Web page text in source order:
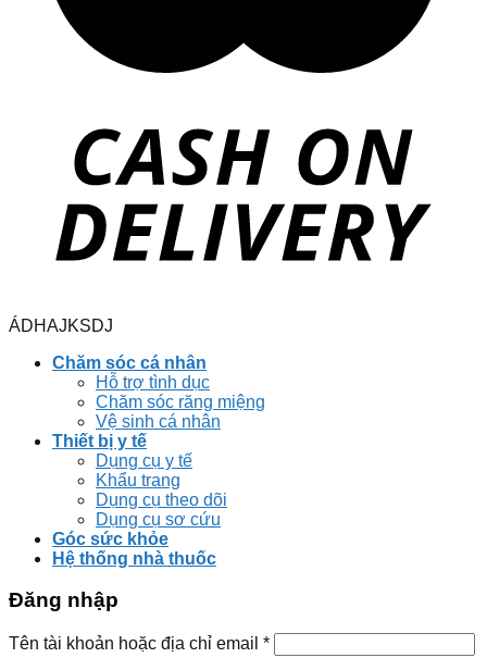
ÁDHAJKSDJ
Chăm sóc cá nhân
Hỗ trợ tình dục
Chăm sóc răng miệng
Vệ sinh cá nhân
Thiết bị y tế
Dụng cụ y tế
Khẩu trang
Dụng cụ theo dõi
Dụng cụ sơ cứu
Góc sức khỏe
Hệ thống nhà thuốc
Đăng nhập
Tên tài khoản hoặc địa chỉ email *